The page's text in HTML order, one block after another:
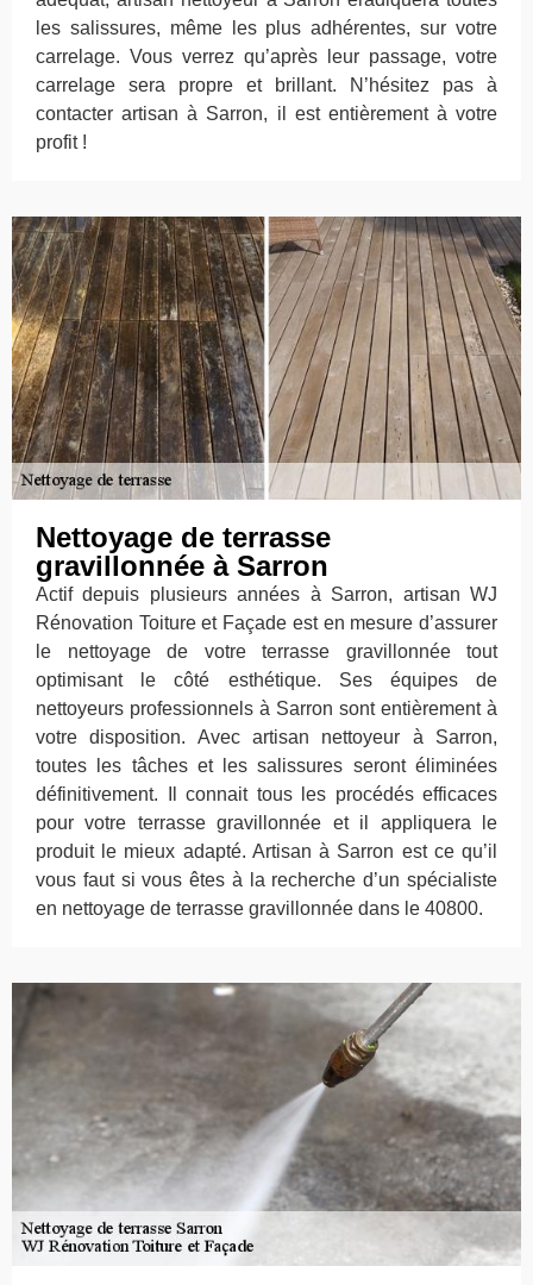
les salissures, même les plus adhérentes, sur votre
carrelage. Vous verrez qu’après leur passage, votre
carrelage sera propre et brillant. N’hésitez pas à
contacter artisan à Sarron, il est entièrement à votre
profit !
Nettoyage de terrasse
gravillonnée à Sarron
Actif depuis plusieurs années à Sarron, artisan WJ
Rénovation Toiture et Façade est en mesure d’assurer
le nettoyage de votre terrasse gravillonnée tout
optimisant le côté esthétique. Ses équipes de
nettoyeurs professionnels à Sarron sont entièrement à
votre disposition. Avec artisan nettoyeur à Sarron,
toutes les tâches et les salissures seront éliminées
définitivement. Il connait tous les procédés efficaces
pour votre terrasse gravillonnée et il appliquera le
produit le mieux adapté. Artisan à Sarron est ce qu’il
vous faut si vous êtes à la recherche d’un spécialiste
en nettoyage de terrasse gravillonnée dans le 40800.